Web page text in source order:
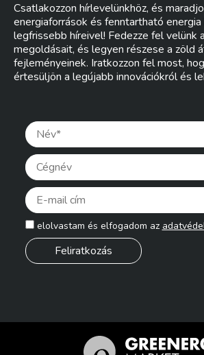
Csatlakozzon hírlevelünkhöz, és
energiaforrások és fenntartható energia
legfrissebb híreivel! Fedezze fel velünk
megoldásait, és legyen részese a zöld
fejleményeinek. Iratkozzon fel most,
értesüljön a legújabb innovációkról és
elolvastam és elfogadom az